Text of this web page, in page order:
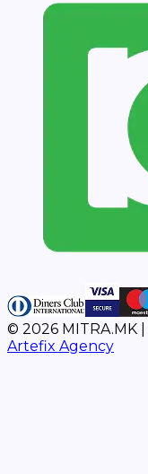
© 2026 MITRA.MK |
Artefix Agency